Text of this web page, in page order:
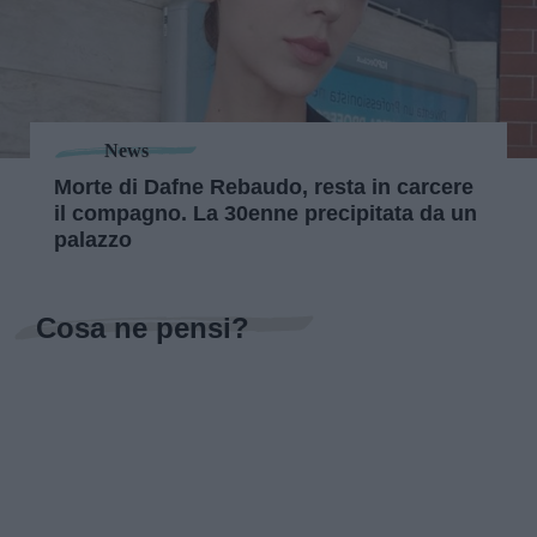
News
Morte di Dafne Rebaudo, resta in carcere
il compagno. La 30enne precipitata da un
palazzo
Cosa ne pensi?